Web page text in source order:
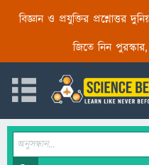
বিজ্ঞান ও প্রযুক্তির প্রশ্নোত্তর
জিতে নিন পুরস্কার,